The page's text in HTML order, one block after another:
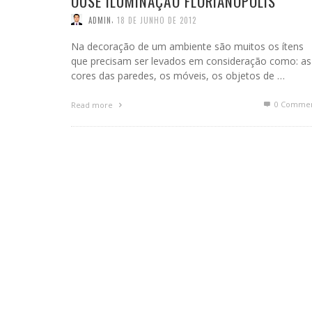
ADMIN 18 DE JUNHO DE 2012
Na decoração de um ambiente são muitos os ítens
que precisam ser levados em consideração como: as
cores das paredes, os móveis, os objetos de …
Read more 0